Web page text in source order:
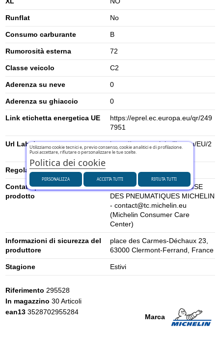
Runflat No
Consumo carburante B
Rumorosità esterna 72
Classe veicolo C2
Aderenza su neve 0
Aderenza su ghiaccio 0
Link etichetta energetica UE
https://eprel.ec.europa.eu/qr/249
7951
Url Label
https://www.tyrelabelling.eu/EU/2
020-740/es/295528
Regolamento UE (2020/740) 2020/740
Contatti per la sicurezza del
prodotto
MANUFACTURE FRANCAISE
DES PNEUMATIQUES MICHELIN
- contact@tc.michelin.eu
(Michelin Consumer Care
Center)
Informazioni di sicurezza del
produttore
place des Carmes-Déchaux 23,
63000 Clermont-Ferrand, France
Stagione Estivi
Marca
Riferimento 295528
In magazzino 30 Articoli
ean13 3528702955284
Utilizziamo cookie tecnici e, previo consenso, cookie analitici e di profilazione.
Puoi accettare, rifiutare o personalizzare le tue scelte.
Politica dei cookie
PERSONALIZZA RIFIUTA TUTTI
ACCETTA TUTTI